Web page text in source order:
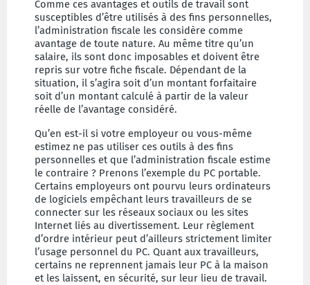
Comme ces avantages et outils de travail sont
susceptibles d’être utilisés à des fins personnelles,
l’administration fiscale les considère comme
avantage de toute nature. Au même titre qu’un
salaire, ils sont donc imposables et doivent être
repris sur votre fiche fiscale. Dépendant de la
situation, il s’agira soit d’un montant forfaitaire
soit d’un montant calculé à partir de la valeur
réelle de l’avantage considéré.
Qu’en est-il si votre employeur ou vous-même
estimez ne pas utiliser ces outils à des fins
personnelles et que l’administration fiscale estime
le contraire ? Prenons l’exemple du PC portable.
Certains employeurs ont pourvu leurs ordinateurs
de logiciels empêchant leurs travailleurs de se
connecter sur les réseaux sociaux ou les sites
Internet liés au divertissement. Leur règlement
d’ordre intérieur peut d’ailleurs strictement limiter
l’usage personnel du PC. Quant aux travailleurs,
certains ne reprennent jamais leur PC à la maison
et les laissent, en sécurité, sur leur lieu de travail.